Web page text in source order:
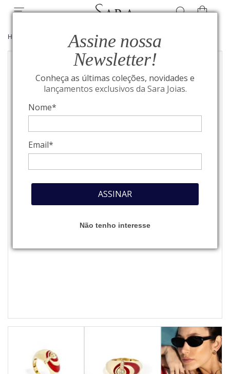
Assine nossa
Newsletter!
Conheça as últimas coleções, novidades e
lançamentos exclusivos da Sara Joias.
Nome*
Email*
ASSINAR
Não tenho interesse
HOME COLEÇÃO NATUREZA /JOIAS COLEÇÃO NATUREZA